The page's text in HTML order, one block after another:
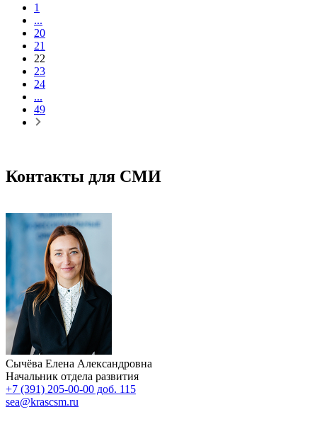
1
...
20
21
22
23
24
...
49
Контакты для СМИ
Сычёва Елена Александровна
Начальник отдела развития
+7 (391) 205-00-00 доб. 115
sea@krascsm.ru